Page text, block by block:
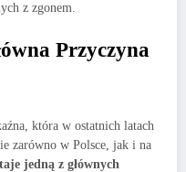
z zgonem.
Przyczyna
która w ostatnich latach
zarówno w Polsce, jak i na
jedną z głównych